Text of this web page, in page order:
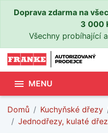
Doprava zdarma na
3 000
Všechny probíhající
 MENU
Domů Kuchyňské dřezy
Jednodřezy, kulaté